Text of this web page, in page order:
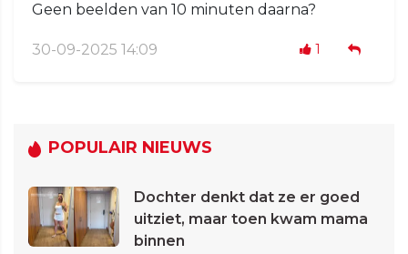
Geen beelden van 10 minuten daarna?
30-09-2025 14:09 1
POPULAIR NIEUWS
Dochter denkt dat ze er goed
uitziet, maar toen kwam mama
binnen